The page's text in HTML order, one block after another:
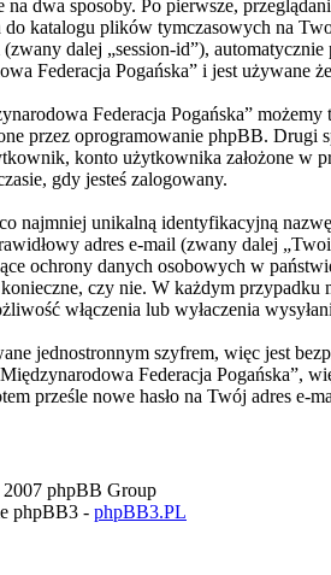
na dwa sposoby. Po pierwsze,
katalogu plików tymczasowych na
dalej „session-id”),
Federacja Pogańska” i jest używane
Federacja Pogańska”
przez oprogramowanie phpBB. Drugi
konto użytkownika założone w
gdy jesteś zalogowany.
najmniej unikalną identyfikacyjną
adres e-mail (zwany dalej
ochrony danych osobowych w
czy nie. W każdym
włączenia lub wyłaczenia
jednostronnym szyfrem, więc jest
Federacja Pogańska”,
prześle nowe hasło na Twój adres e-
phpBB Group
phpBB3 - phpBB3.PL